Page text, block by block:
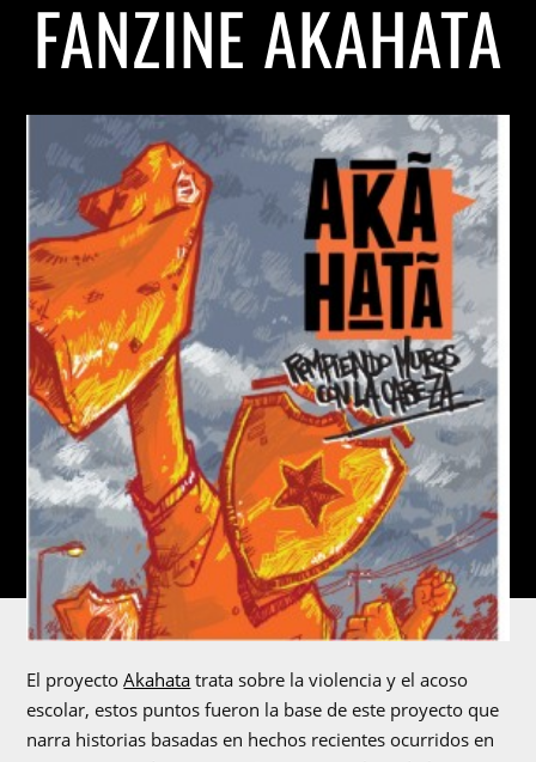
FANZINE AKAHATA
El proyectoAkahata trata sobre la violencia y el acoso
escolar, estos puntos fueron la base de este proyecto que
narra historias basadas en hechos recientes ocurridos en